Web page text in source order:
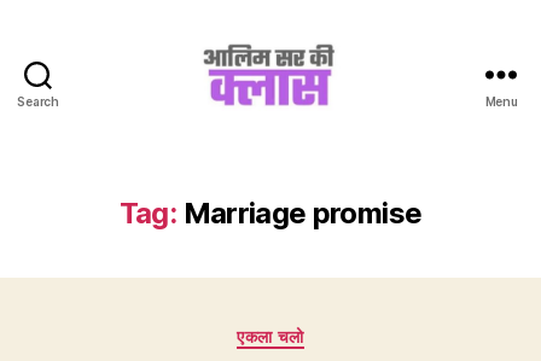
Search
Class
Menu
Tag: Marriage promise
Categories
एकला चलो